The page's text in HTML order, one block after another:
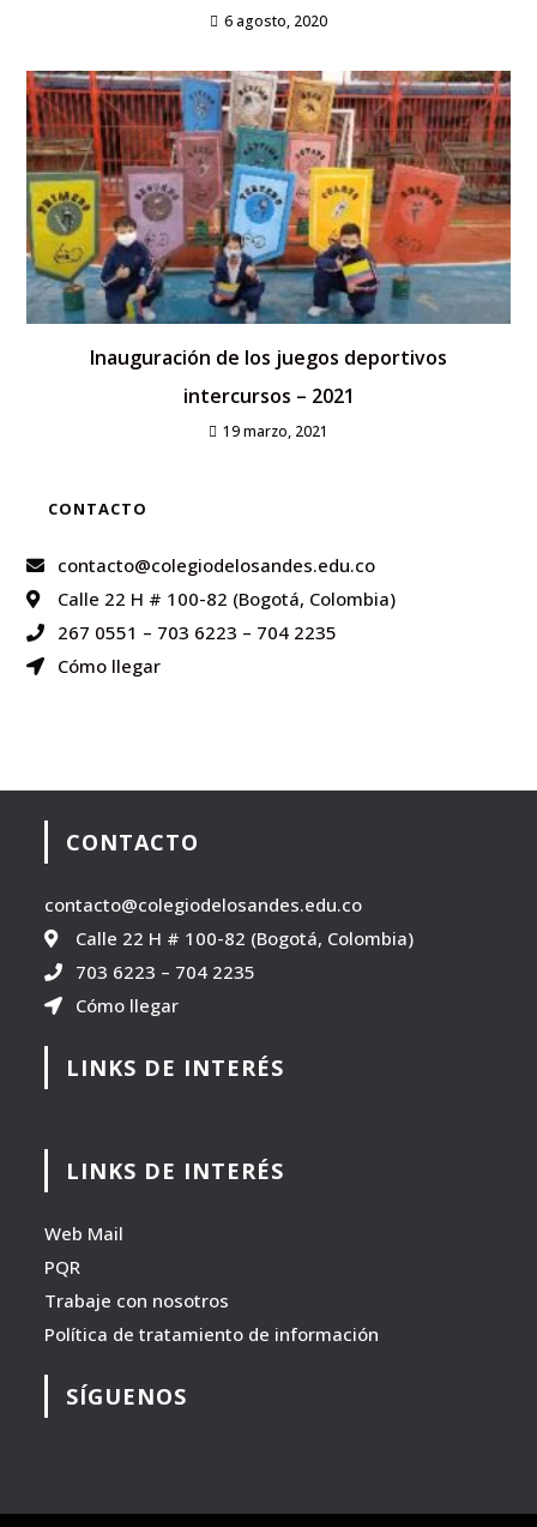
6 agosto, 2020
Inauguración de los juegos deportivos
intercursos – 2021
19 marzo, 2021
CONTACTO
contacto@colegiodelosandes.edu.co
Calle 22 H # 100-82 (Bogotá, Colombia)
267 0551 – 703 6223 – 704 2235
Cómo llegar
CONTACTO
contacto@colegiodelosandes.edu.co
Calle 22 H # 100-82 (Bogotá, Colombia)
703 6223 – 704 2235
Cómo llegar
LINKS DE INTERÉS
LINKS DE INTERÉS
Web Mail
PQR
Trabaje con nosotros
Política de tratamiento de información
SÍGUENOS